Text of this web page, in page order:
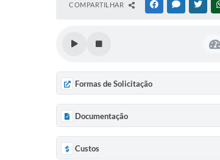
COMPARTILHAR FACEBOOKMESSENGER
Formas de Solicitação
Documentação
Custos